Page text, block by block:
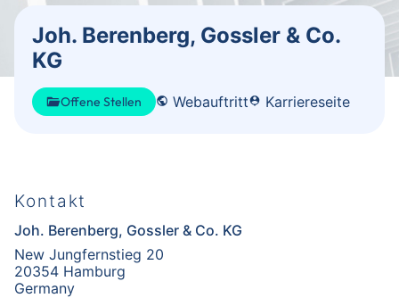
Joh. Berenberg, Gossler & Co.
KG
Offene Stellen Webauftritt Karriereseite
Kontakt
Joh. Berenberg, Gossler & Co. KG
New Jungfernstieg 20
20354 Hamburg
Germany